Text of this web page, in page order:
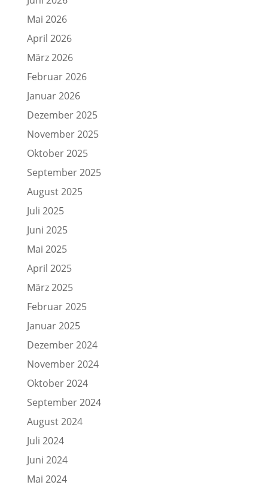
Mai 2026
April 2026
März 2026
Februar 2026
Januar 2026
Dezember 2025
November 2025
Oktober 2025
September 2025
August 2025
Juli 2025
Juni 2025
Mai 2025
April 2025
März 2025
Februar 2025
Januar 2025
Dezember 2024
November 2024
Oktober 2024
September 2024
August 2024
Juli 2024
Juni 2024
Mai 2024